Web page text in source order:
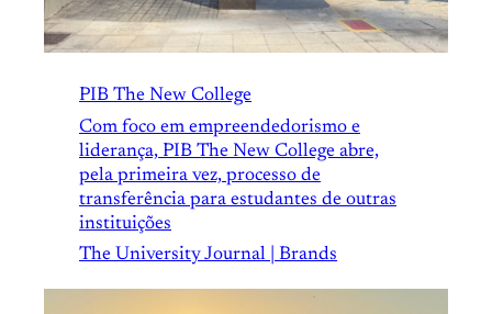
PIB The New College
Com foco em empreendedorismo e
liderança, PIB The New College abre,
pela primeira vez, processo de
transferência para estudantes de outras
instituições
The University Journal | Brands